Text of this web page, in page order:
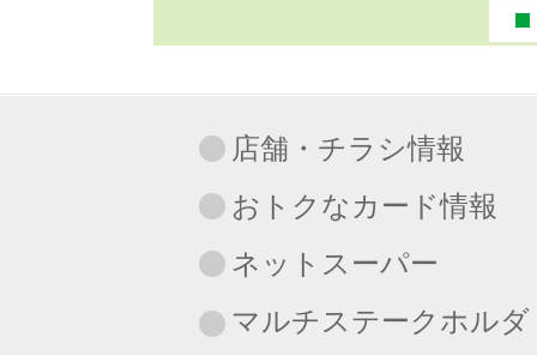
店舗・チラシ情報
おトクなカード情報
ネットスーパー
マルチステークホルダ